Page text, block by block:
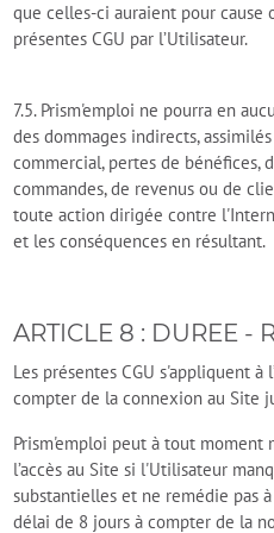
que celles-ci auraient pour
présentes CGU par l’Utilisateur.
7.5. Prism'emploi ne pourra en
des dommages indirects,
commercial, pertes de bénéfices,
commandes, de revenus ou de
toute action dirigée contre
et les conséquences en résultant.
ARTICLE 8 : DUREE -
Les présentes CGU s'appliquent à
compter de la connexion au Site
Prism'emploi peut à tout
l’accès au Site si l'Utilisateur
substantielles et ne remédie pas
délai de 8 jours à compter de la